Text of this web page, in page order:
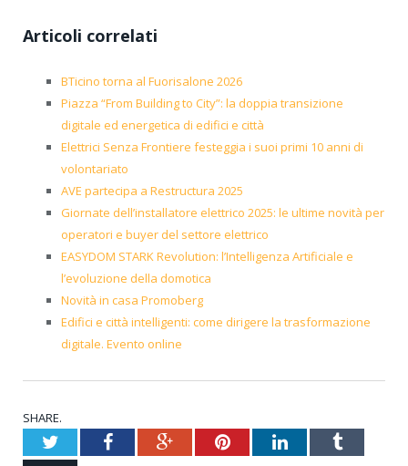
Articoli correlati
BTicino torna al Fuorisalone 2026
Piazza “From Building to City”: la doppia transizione
digitale ed energetica di edifici e città
Elettrici Senza Frontiere festeggia i suoi primi 10 anni di
volontariato
AVE partecipa a Restructura 2025
Giornate dell’installatore elettrico 2025: le ultime novità per
operatori e buyer del settore elettrico
EASYDOM STARK Revolution: l’Intelligenza Artificiale e
l’evoluzione della domotica
Novità in casa Promoberg
Edifici e città intelligenti: come dirigere la trasformazione
digitale. Evento online
SHARE.
TwitterFacebookGoogle+PinterestLinkedInTumblr